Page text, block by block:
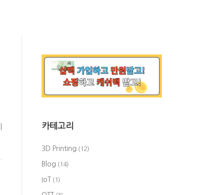
카테고리
3D Printing (12)
Blog (14)
IoT (1)